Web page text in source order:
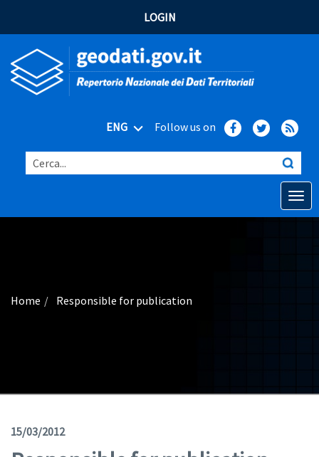
LOGIN
ENG Follow us on
Cerca...
Open
Advanced search
News
Geoviewer
Home Responsible for publication
15/03/2012